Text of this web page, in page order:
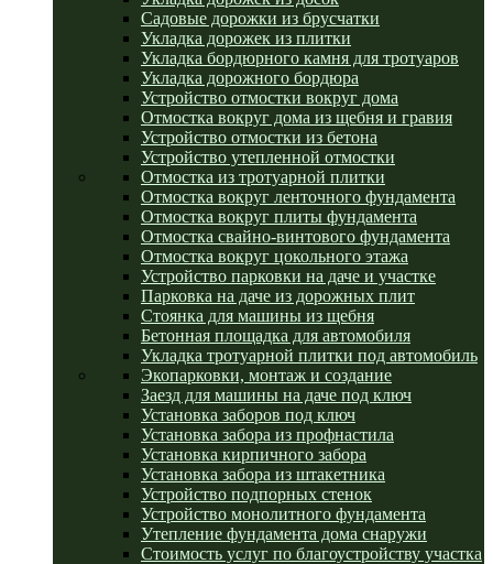
Садовые дорожки из брусчатки
Укладка дорожек из плитки
Укладка бордюрного камня для тротуаров
Укладка дорожного бордюра
Устройство отмостки вокруг дома
Отмостка вокруг дома из щебня и гравия
Устройство отмостки из бетона
Устройство утепленной отмостки
Отмостка из тротуарной плитки
Отмостка вокруг ленточного фундамента
Отмостка вокруг плиты фундамента
Отмостка свайно-винтового фундамента
Отмостка вокруг цокольного этажа
Устройство парковки на даче и участке
Парковка на даче из дорожных плит
Стоянка для машины из щебня
Бетонная площадка для автомобиля
Укладка тротуарной плитки под автомобиль
Экопарковки, монтаж и создание
Заезд для машины на даче под ключ
Установка заборов под ключ
Установка забора из профнастила
Установка кирпичного забора
Установка забора из штакетника
Устройство подпорных стенок
Устройство монолитного фундамента
Утепление фундамента дома снаружи
Стоимость услуг по благоустройству участка